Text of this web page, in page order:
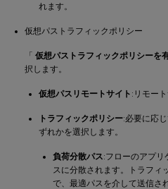
れます。
仮想パストラフィックポリシー
「 仮想パストラフィックポリシーを
択します。
仮想パスリモートサイト :リモー
トラフィックポリシー:必要に応
ずれかを選択します。
負荷分散パス:フローのアプリ
スに分散されます。トラフィ
で、最適パスを介して送信さ